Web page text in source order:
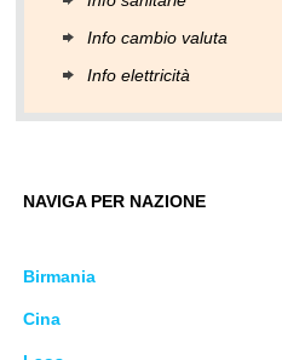
Info cambio valuta
Info elettricità
NAVIGA PER NAZIONE
Birmania
Cina